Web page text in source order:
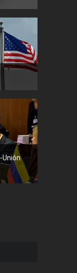
Unión